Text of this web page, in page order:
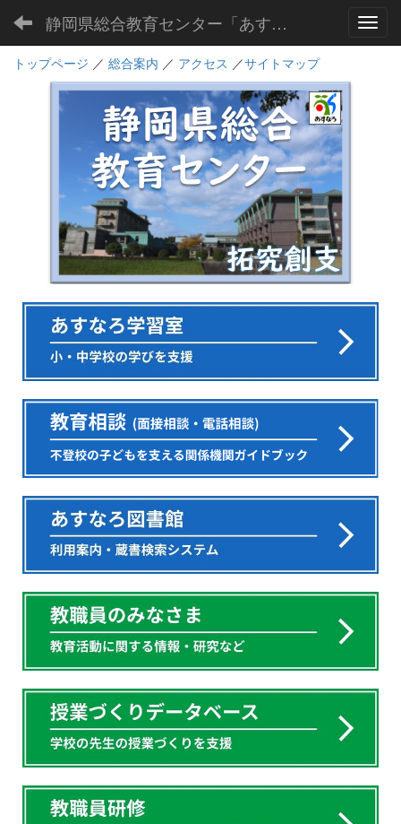
静岡県総合教育センター「あすなろ」
トップページ ／ 総合案内 ／ アクセス ／サイトマップ